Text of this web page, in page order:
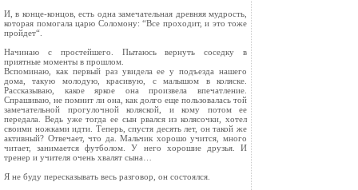
И, в конце-концов, есть одна замечательная древняя мудрость,
которая помогала царю Соломону: “Все проходит, и это тоже
пройдет“.
Начинаю с простейшего. Пытаюсь вернуть соседку в
приятные моменты в прошлом.
Вспоминаю, как первый раз увидела ее у подъезда нашего
дома, такую молодую, красивую, с малышом в коляске.
Рассказываю, какое яркое она произвела впечатление.
Спрашиваю, не помнит ли она, как долго еще пользовалась той
замечательной прогулочной коляской, и кому потом ее
передала. Ведь уже тогда ее сын рвался из колясочки, хотел
своими ножками идти. Теперь, спустя десять лет, он такой же
активный? Отвечает, что да. Мальчик хорошо учится, много
читает, занимается футболом. У него хорошие друзья. И
тренер и учителя очень хвалят сына…
Я не буду пересказывать весь разговор, он состоялся.